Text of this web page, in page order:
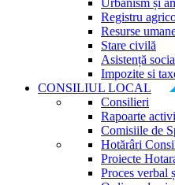
Urbanism și
Registru
Resurse
Stare civilă
Asistență
Impozite si
CONSILIUL LOCAL
Consilieri
Rapoarte
Comisiile de
Hotărâri
Proiecte
Proces verbal